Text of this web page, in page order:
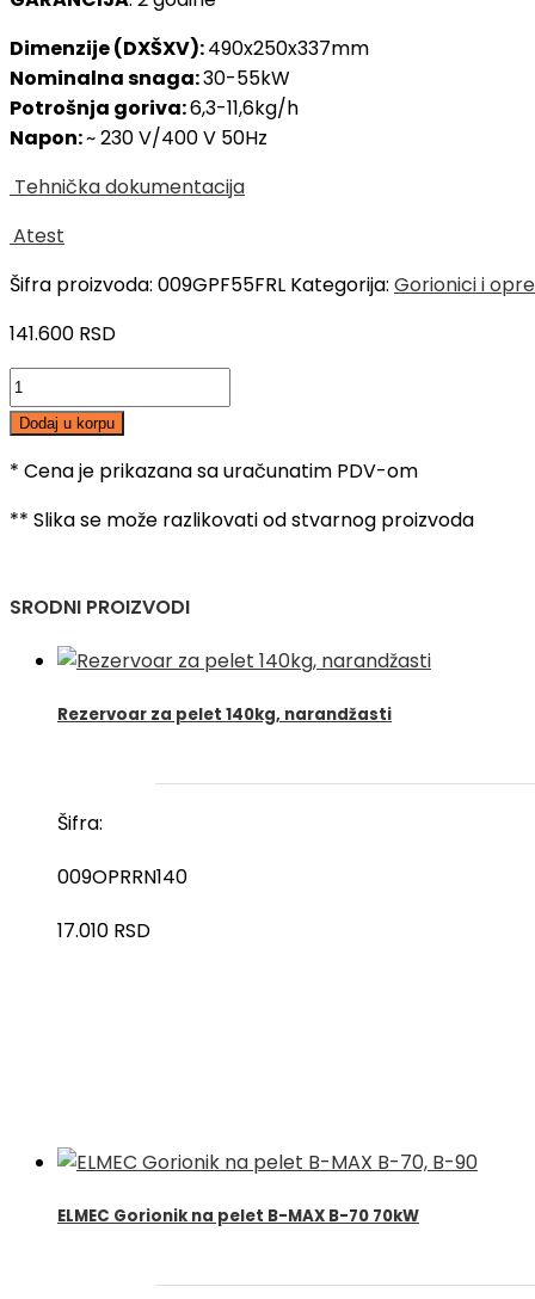
Dimenzije (DXŠXV):490x250x337mm
Nominalna snaga:30-55kW
Potrošnja goriva:6,3-11,6kg/h
Napon:~ 230 V/400 V 50Hz
Tehnička dokumentacija
Atest
Šifra proizvoda: 009GPF55FRL Kategorija: Gorionici i
141.600 RSD
FERROLI
Gorionik
na
pelet
P12
količina
Dodaj u korpu
* Cena je prikazana sa uračunatim PDV-om
** Slika se može razlikovati od stvarnog proizvoda
SRODNI PROIZVODI
Rezervoar za pelet 140kg, narandžasti
Šifra:
009OPRRN140
17.010 RSD
ELMEC Gorionik na pelet B-MAX B-70 70kW